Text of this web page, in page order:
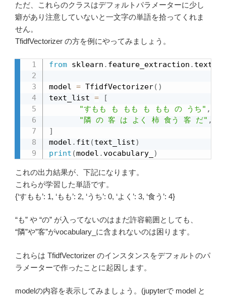
ただ、これらのクラスはデフォルトパラメーターに少し
癖があり注意していないと一文字の単語を拾ってくれま
せん。
TfidfVectorizer の方を例にやってみましょう。
from sklearn . feature_extraction . text
model = TfidfVectorizer( )
text_list =
[
"すもも も もも も もも の うち" ,
"隣 の 客 は よく 柿 食う 客 だ" ,
]
model . fit (text_list)
print (model .vocabulary_ )
これの出力結果が、下記になります。
これらが学習した単語です。
{‘すもも’: 1, ‘もも’: 2, ‘うち’: 0, ‘よく’: 3, ‘食う’: 4}
“も” や “の” が入ってないのはまだ許容範囲としても、
“隣”や”客”がvocabulary_に含まれないのは困ります。
これらは TfidfVectorizer のインスタンスをデフォルトのパ
ラメーターで作ったことに起因します。
modelの内容を表示してみましょう。(jupyterで model と